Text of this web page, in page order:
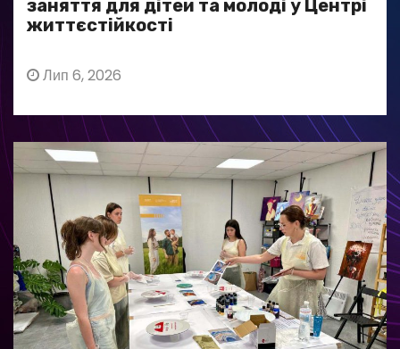
заняття для дітей та молоді у Центрі
життєстійкості
Лип 6, 2026